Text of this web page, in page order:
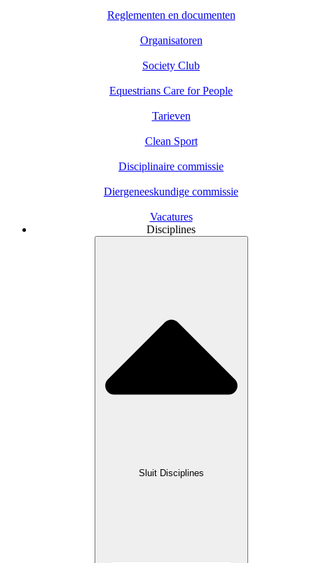
Reglementen en documenten
Organisatoren
Society Club
Equestrians Care for People
Tarieven
Clean Sport
Disciplinaire commissie
Diergeneeskundige commissie
Vacatures
Disciplines
Sluit Disciplines